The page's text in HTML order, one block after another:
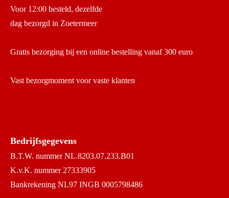
Voor 12:00 besteld, dezelfde
dag bezorgd in Zoetermeer
Gratis bezorging bij een online bestelling vanaf 300 euro
Vast bezorgmoment voor vaste klanten
Bedrijfsgegevens
B.T.W. nummer NL.8203.07.233.B01
K.v.K. nummer 27333905
Bankrekening NL97 INGB 0005798486